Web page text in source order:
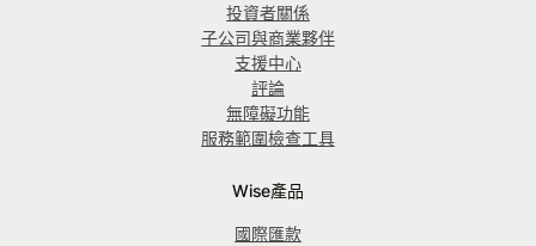
投資者關係
子公司與商業夥伴
支援中心
評論
無障礙功能
服務範圍檢查工具
Wise產品
國際匯款